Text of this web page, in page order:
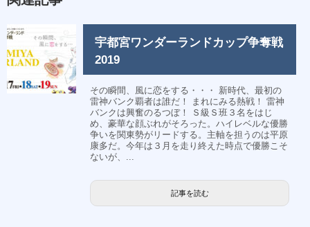
宇都宮ワンダーランドカップ争奪戦
2019
その瞬間、風に恋をする・・・ 新時代、最初の
雷神バンク覇者は誰だ！ まれにみる熱戦！ 雷神
バンクは興奮のるつぼ！ Ｓ級Ｓ班３名をはじ
め、豪華な顔ぶれがそろった。ハイレベルな優勝
争いを関東勢がリードする。主軸を担うのは平原
康多だ。今年は３月を走り終えた時点で優勝こそ
ないが、...
記事を読む